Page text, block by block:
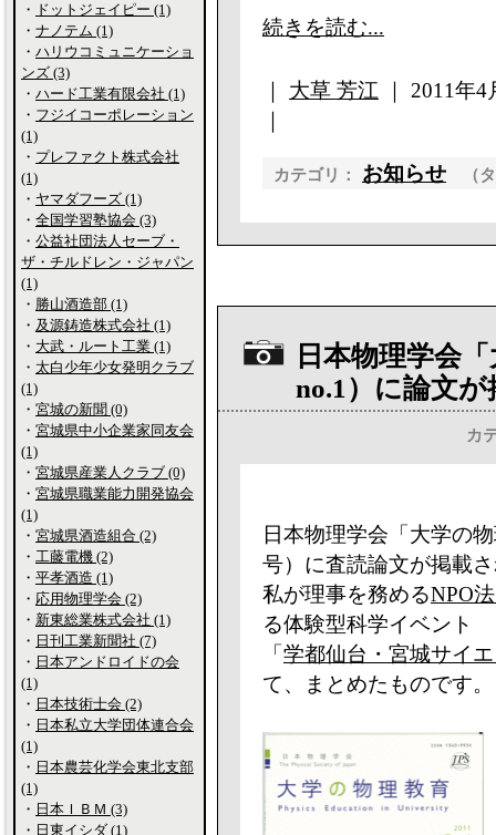
続きを読む...
大草 芳江 ｜ 2011年
カテゴリ： お知らせ （
日本物理学会
no.1）に論文
カ
日本物理学会「大学の
号）に査読論文が掲載
私が理事を務めるNPO
る体験型科学イベント
「 学都仙台・宮城サイ
て、まとめたものです。
・ ドットジェイピー (1)
・ ナノテム (1)
・ ハリウコミュニケーショ
ンズ (3)
・ ハード工業有限会社 (1)
・ フジイコーポレーション
(1)
・ プレファクト株式会社
(1)
・ ヤマダフーズ (1)
・ 全国学習塾協会 (3)
・ 公益社団法人セーブ・
ザ・チルドレン・ジャパン
(1)
・ 勝山酒造部 (1)
・ 及源鋳造株式会社 (1)
・ 大武・ルート工業 (1)
・ 太白少年少女発明クラブ
(1)
・ 宮城の新聞 (0)
・ 宮城県中小企業家同友会
(1)
・ 宮城県産業人クラブ (0)
・ 宮城県職業能力開発協会
(1)
・ 宮城県酒造組合 (2)
・ 工藤電機 (2)
・ 平孝酒造 (1)
・ 応用物理学会 (2)
・ 新東総業株式会社 (1)
・ 日刊工業新聞社 (7)
・ 日本アンドロイドの会
(1)
・ 日本技術士会 (2)
・ 日本私立大学団体連合会
(1)
・ 日本農芸化学会東北支部
(1)
・ 日本ＩＢＭ (3)
・ 日東イシダ (1)